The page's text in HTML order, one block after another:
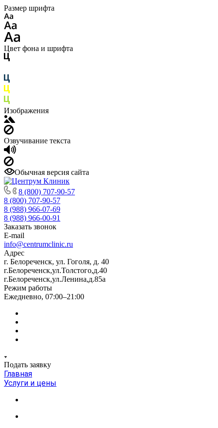
Размер шрифта
Цвет фона и шрифта
Изображения
Озвучивание текста
Обычная версия сайта
8 (800) 707-90-57
8 (800) 707-90-57
8 (988) 966-07-69
8 (988) 966-00-91
Заказать звонок
E-mail
info@centrumclinic.ru
Адрес
г. Белореченск, ул. Гоголя, д. 40
г.Белореченск,ул.Толстого,д.40
г.Белореченск,ул.Ленина,д.85а
Режим работы
Ежедневно, 07:00–21:00
Подать заявку
Главная
Услуги и цены